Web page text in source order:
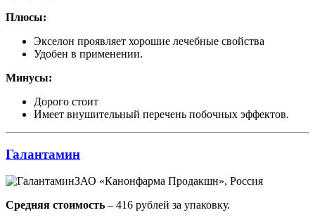
Плюсы:
Экселон проявляет хорошие лечебные свойства
Удобен в применении.
Минусы:
Дорого стоит
Имеет внушительный перечень побочных эффектов.
Галантамин
ЗАО «Канонфарма Продакшн», Россия
Средняя стоимость – 416 рублей за упаковку.